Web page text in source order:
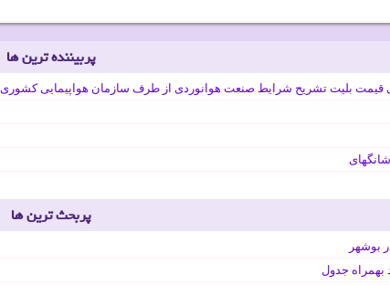
پربیننده ترین ها
بلیت تشریح شرایط صنعت هوانوردی از طرف سازمان هواپیمایی کشوری
پربحث ترین ها
بوشهر
بهمراه جدول